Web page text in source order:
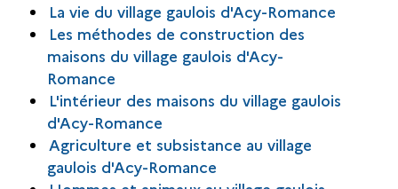
La vie du village gaulois d'Acy-Romance
Les méthodes de construction des
maisons du village gaulois d'Acy-
Romance
L'intérieur des maisons du village gaulois
d'Acy-Romance
Agriculture et subsistance au village
gaulois d'Acy-Romance